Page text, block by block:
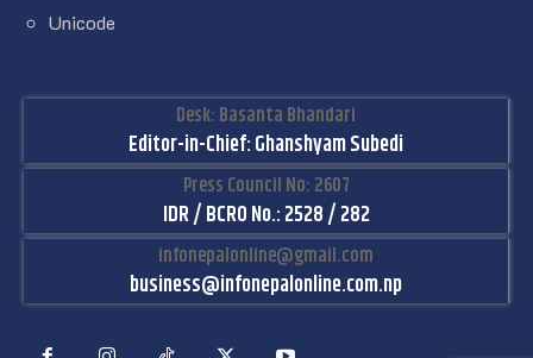
Unicode
Desk: Basanta Bhandari
Editor-in-Chief: Ghanshyam Subedi
Press Council No: 2607
IDR / BCRO No.: 2528 / 282
infonepalonline@gmail.com
business@infonepalonline.com.np